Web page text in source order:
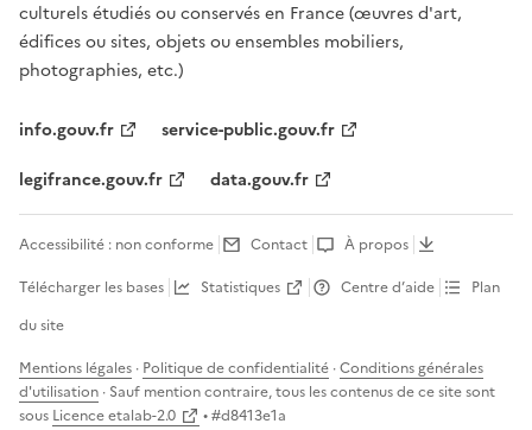
culturels étudiés ou conservés en France (œuvres d'art,
édifices ou sites, objets ou ensembles mobiliers,
photographies, etc.)
info.gouv.fr
service-public.gouv.fr
legifrance.gouv.fr
data.gouv.fr
Accessibilité : non conforme Contact
À propos
Télécharger les bases
Statistiques Centre d’aide
Plan
du site
Mentions légales · Politique de confidentialité ·Conditions générales
d'utilisation · Sauf mention contraire, tous les contenus de ce site sont
sous Licence etalab-2.0 • #d8413e1a